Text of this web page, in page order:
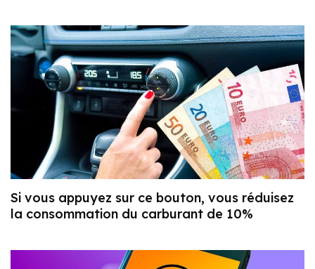
Si vous appuyez sur ce bouton, vous réduisez
la consommation du carburant de 10%